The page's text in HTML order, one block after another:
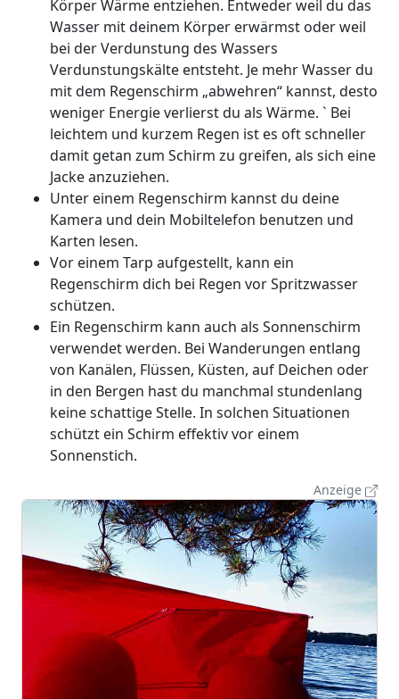
Körper Wärme entziehen. Entweder weil du das
Wasser mit deinem Körper erwärmst oder weil
bei der Verdunstung des Wassers
Verdunstungskälte entsteht. Je mehr Wasser du
mit dem Regenschirm „abwehren“ kannst, desto
weniger Energie verlierst du als Wärme. ` Bei
leichtem und kurzem Regen ist es oft schneller
damit getan zum Schirm zu greifen, als sich eine
Jacke anzuziehen.
Unter einem Regenschirm kannst du deine
Kamera und dein Mobiltelefon benutzen und
Karten lesen.
Vor einem Tarp aufgestellt, kann ein
Regenschirm dich bei Regen vor Spritzwasser
schützen.
Ein Regenschirm kann auch als Sonnenschirm
verwendet werden. Bei Wanderungen entlang
von Kanälen, Flüssen, Küsten, auf Deichen oder
in den Bergen hast du manchmal stundenlang
keine schattige Stelle. In solchen Situationen
schützt ein Schirm effektiv vor einem
Sonnenstich.
Anzeige